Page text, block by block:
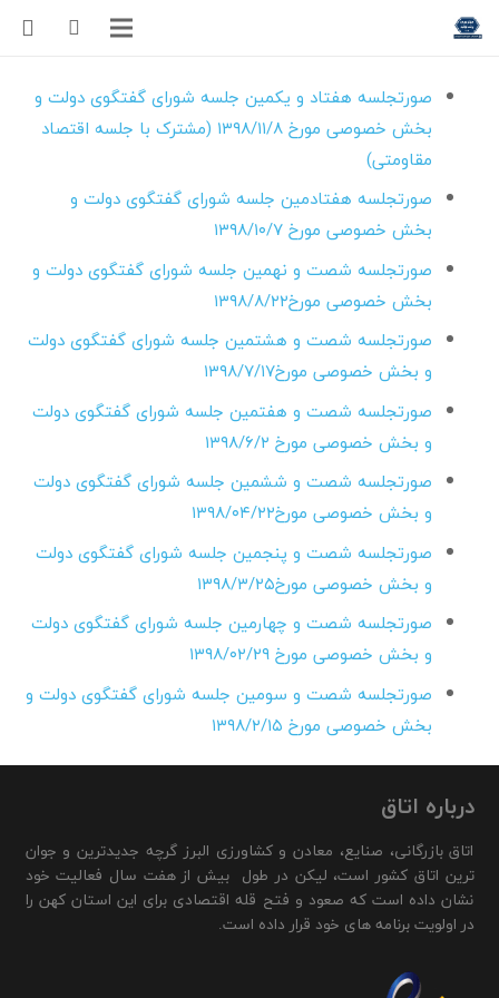
صورتجلسه هفتاد و یکمین جلسه شورای گفتگوی دولت و
بخش خصوصی مورخ ۱۳۹۸/۱۱/۸ (مشترک با جلسه اقتصاد
مقاومتی)
صورتجلسه هفتادمین جلسه شورای گفتگوی دولت و
بخش خصوصی مورخ۱۳۹۸/۱۰/۷
صورتجلسه شصت و نهمین جلسه شورای گفتگوی دولت و
بخش خصوصی مورخ۱۳۹۸/۸/۲۲
صورتجلسه شصت و هشتمین جلسه شورای گفتگوی دولت
و بخش خصوصی مورخ۱۳۹۸/۷/۱۷
صورتجلسه شصت و هفتمین جلسه شورای گفتگوی دولت
و بخش خصوصی مورخ
صورتجلسه شصت و ششمین جلسه شورای گفتگوی دولت
و بخش خصوصی مورخ۱۳۹۸/۰۴/۲۲
صورتجلسه شصت و پنجمین جلسه شورای گفتگوی دولت
و بخش خصوصی مورخ۱۳۹۸/۳/۲۵
صورتجلسه شصت و چهارمین جلسه شورای گفتگوی دولت
و بخش خصوصی مورخ ۱۳۹۸/۰۲/۲۹
صورتجلسه شصت و سومین جلسه شورای گفتگوی دولت و
بخش خصوصی مورخ ۱۳۹۸/۲/۱۵
درباره اتاق
اتاق بازرگانی، صنایع، معادن و کشاورزی البرز گرچه جدیدترین و جوان
ترین اتاق کشور است، لیکن در طول بیش از هفت سال فعالیت خود
نشان داده است که صعود و فتح قله اقتصادی برای این استان کهن را
در اولویت برنامه های خود قرار داده است.